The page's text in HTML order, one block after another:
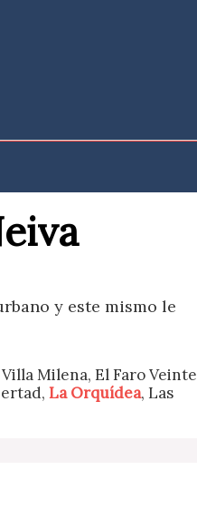
y este mismo le
Milena, El Faro Veinte
La Orquídea, Las